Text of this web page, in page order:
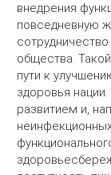
внедрения
повседневную
общества.
пути к
здоровья
развитием и,